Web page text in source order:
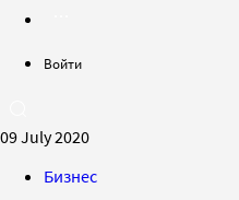
Войти
09 July 2020
Бизнес